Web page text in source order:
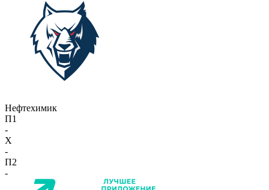
Нефтехимик
П1
-
X
-
П2
-